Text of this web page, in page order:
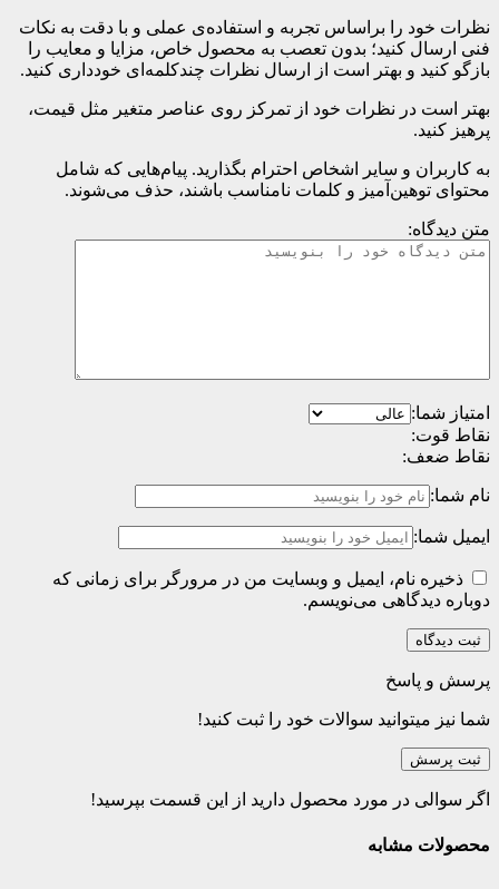
نظرات خود را براساس تجربه و استفاده‌ی عملی و با دقت به نکات
فنی ارسال کنید؛ بدون تعصب به محصول خاص، مزایا و معایب را
بازگو کنید و بهتر است از ارسال نظرات چندکلمه‌‌ای خودداری کنید.
بهتر است در نظرات خود از تمرکز روی عناصر متغیر مثل قیمت،
پرهیز کنید.
به کاربران و سایر اشخاص احترام بگذارید. پیام‌هایی که شامل
محتوای توهین‌آمیز و کلمات نامناسب باشند، حذف می‌شوند.
متن دیدگاه:
امتیاز شما:
نقاط قوت:
نقاط ضعف:
نام شما:
ایمیل شما:
ذخیره نام، ایمیل و وبسایت من در مرورگر برای زمانی که
دوباره دیدگاهی می‌نویسم.
پرسش و پاسخ
شما نیز میتوانید سوالات خود را ثبت کنید!
ثبت پرسش
اگر سوالی در مورد محصول دارید از این قسمت بپرسید!
محصولات مشابه